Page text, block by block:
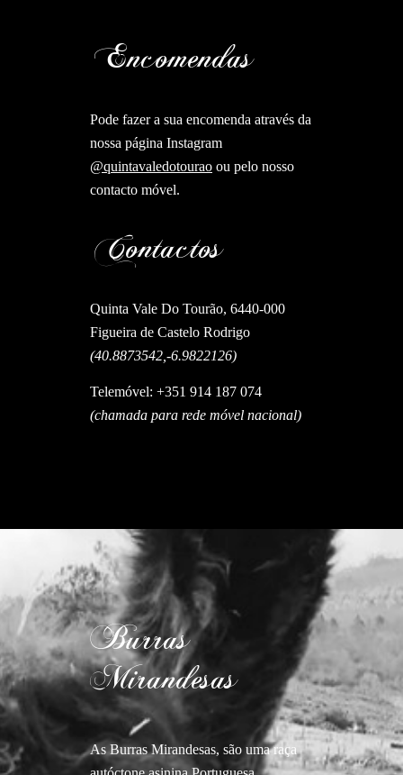
Encomendas
Pode fazer a sua encomenda através da
nossa página Instagram
@quintavaledotourao ou pelo nosso
contacto móvel.
Contactos
Quinta Vale Do Tourão, 6440-000
Figueira de Castelo Rodrigo
(40.8873542,-6.9822126)
Telemóvel: +351 914 187 074
(chamada para rede móvel nacional)
Burras
Mirandesas
As Burras Mirandesas, são uma raça